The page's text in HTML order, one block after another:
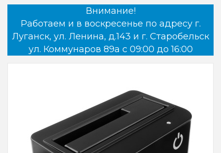
Внимание!
Работаем и в воскресенье по адресу г.
Луганск, ул. Ленина, д.143 и г. Старобельск
ул. Коммунаров 89а с 09:00 до 16:00